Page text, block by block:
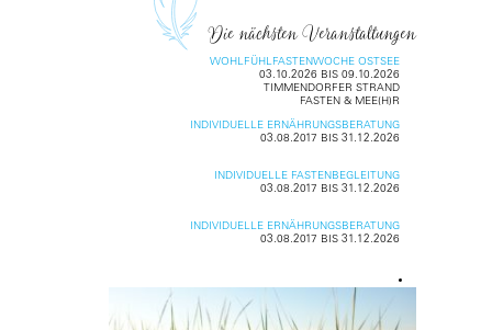
Die nächsten Veranstaltungen
WOHLFÜHLFASTENWOCHE OSTSEE
03.10.2026 BIS 09.10.2026
TIMMENDORFER STRAND
FASTEN & MEE(H)R
INDIVIDUELLE ERNÄHRUNGSBERATUNG
03.08.2017 BIS 31.12.2026
INDIVIDUELLE FASTENBEGLEITUNG
03.08.2017 BIS 31.12.2026
INDIVIDUELLE ERNÄHRUNGSBERATUNG
03.08.2017 BIS 31.12.2026